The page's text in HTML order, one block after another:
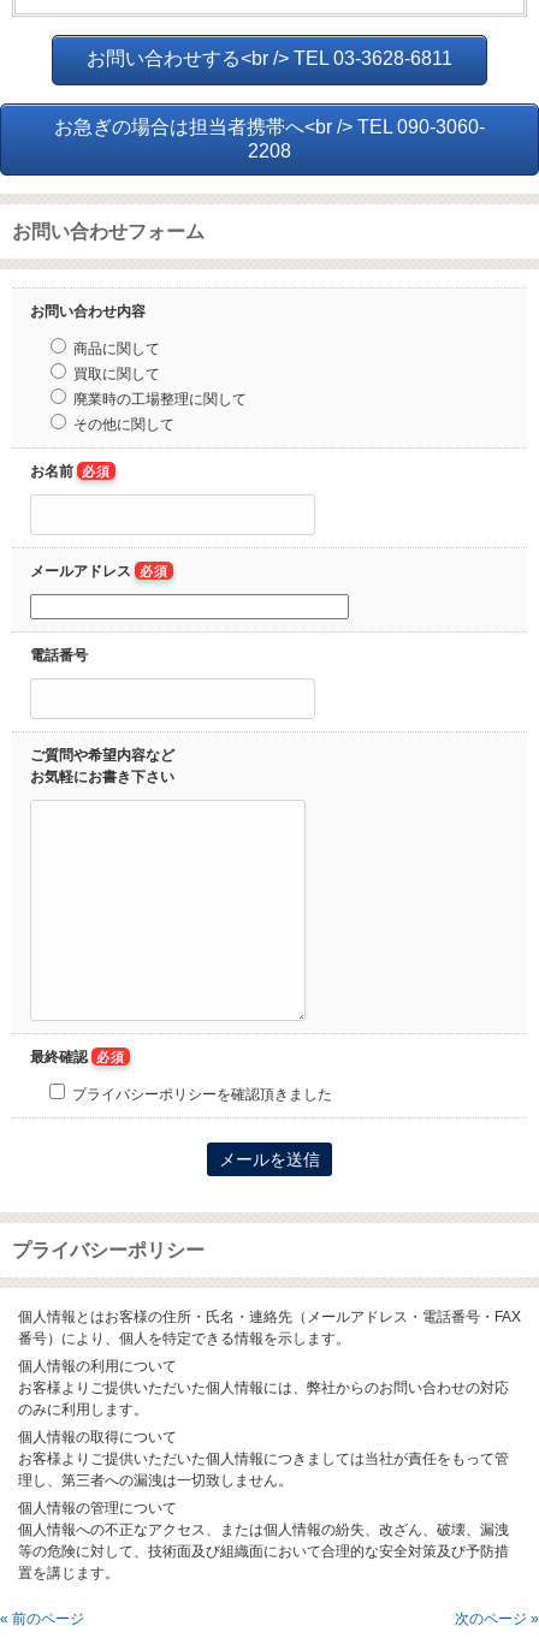
お問い合わせする<br /> TEL 03-3628-6811
お急ぎの場合は担当者携帯へ<br /> TEL 090-3060-
2208
お問い合わせフォーム
お問い合わせ内容
商品に関して
買取に関して
廃業時の工場整理に関して
その他に関して
お名前 必須
メールアドレス 必須
電話番号
ご質問や希望内容など
お気軽にお書き下さい
最終確認 必須
プライバシーポリシーを確認頂きました
プライバシーポリシー
個人情報とはお客様の住所・氏名・連絡先（メールアドレス・電話番号・FAX
番号）により、個人を特定できる情報を示します。
個人情報の利用について
お客様よりご提供いただいた個人情報には、弊社からのお問い合わせの対応
のみに利用します。
個人情報の取得について
お客様よりご提供いただいた個人情報につきましては当社が責任をもって管
理し、第三者への漏洩は一切致しません。
個人情報の管理について
個人情報への不正なアクセス、または個人情報の紛失、改ざん、破壊、漏洩
等の危険に対して、技術面及び組織面において合理的な安全対策及び予防措
置を講じます。
« 前のページ 次のページ »